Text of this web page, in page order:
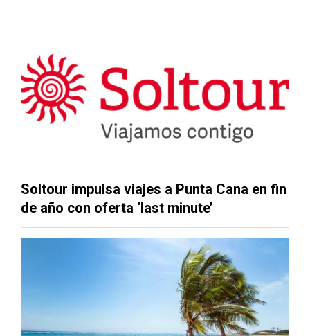
Soltour impulsa viajes a Punta Cana en fin
de año con oferta ‘last minute’